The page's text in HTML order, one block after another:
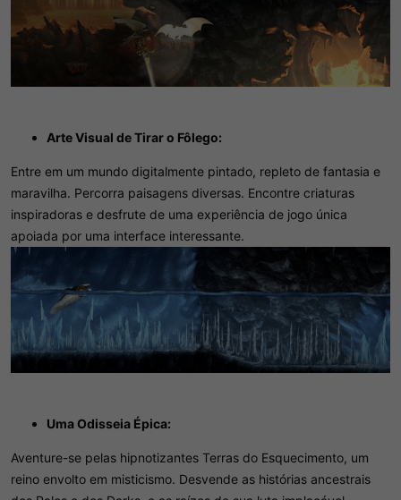
Arte Visual de Tirar o Fôlego:
Entre em um mundo digitalmente pintado, repleto de fantasia e
maravilha. Percorra paisagens diversas. Encontre criaturas
inspiradoras e desfrute de uma experiência de jogo única
apoiada por uma interface interessante.
Uma Odisseia Épica:
Aventure-se pelas hipnotizantes Terras do Esquecimento, um
reino envolto em misticismo. Desvende as histórias ancestrais